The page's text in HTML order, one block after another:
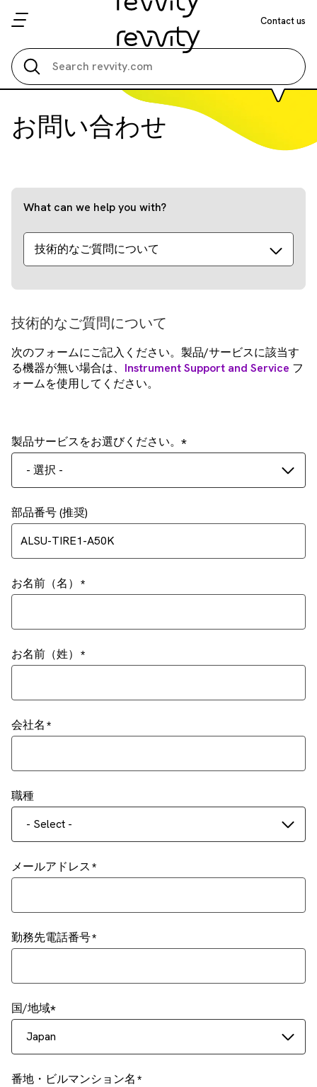
Contact us
お問い合わせ
What can we help you with?
技術的なご質問について
技術的なご質問について
次のフォームにご記入ください。製品/サービスに該当す
る機器が無い場合は、 Instrument Support and Service フ
ォームを使用してください。
製品サービスをお選びください。
- 選択 -
部品番号 (推奨)
お名前（名）
お名前（姓）
会社名
職種
- Select -
メールアドレス
勤務先電話番号
国/地域
Japan
番地・ビルマンション名